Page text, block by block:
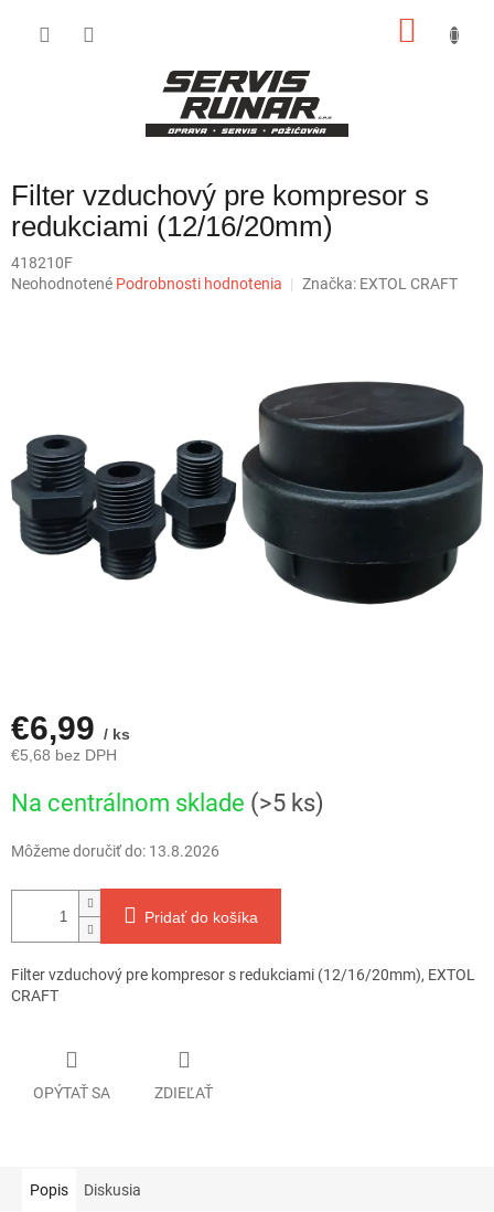
Filter vzduchový pre kompresor s
redukciami (12/16/20mm)
418210F
Priemerné
hviezdičiek.
Neohodnotené Podrobnosti hodnotenia Značka: EXTOL CRAFT
€6,99 / ks
€5,68 bez DPH
cena:
Na centrálnom sklade (>5 ks)
Môžeme doručiť do: 13.8.2026
Pridať do košíka
Filter vzduchový pre kompresor s redukciami (12/16/20mm), EXTOL
CRAFT
OPÝTAŤ SA ZDIEĽAŤ
Popis Diskusia